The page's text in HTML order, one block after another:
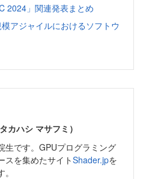
2024」関連発表まとめ
アジャイルにおけるソフトウ
カハシ マサフミ）
生です。GPUプログラミング
スを集めたサイトShader.jpを